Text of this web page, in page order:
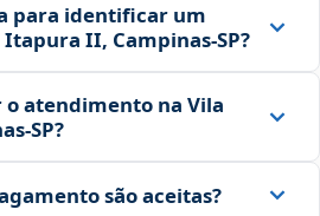
para identificar um
II, Campinas‑SP?
o atendimento na Vila
são aceitas?